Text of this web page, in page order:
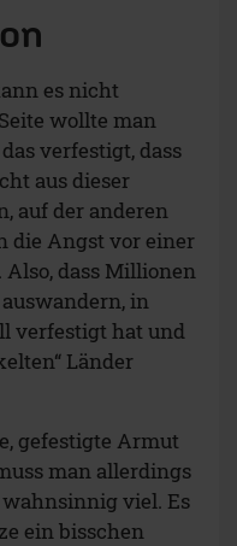
es nicht
wollte man
verfestigt, dass
aus dieser
auf der anderen
die Angst vor einer
dass Millionen
in
verfestigt hat und
Länder
gefestigte Armut
man allerdings
viel. Es
ein bisschen